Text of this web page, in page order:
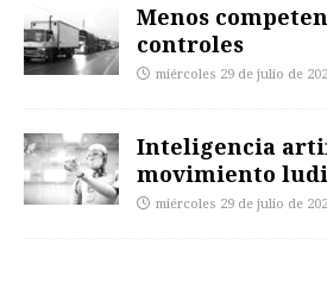
Menos
controles
miércoles 29 de julio de
Inteligencia
movimiento
miércoles 29 de julio de